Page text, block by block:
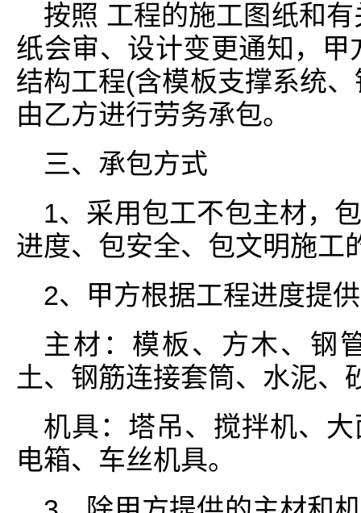
按照 工程的施工图纸和
纸会审、设计变更通知，
结构工程(含模板支撑系统
由乙方进行劳务承包。
三、承包方式
1、采用包工不包主材，
进度、包安全、包文明施工
2、甲方根据工程进度提
主材：模板、方木、钢
土、钢筋连接套筒、水泥、
机具：塔吊、搅拌机、
电箱、车丝机具。